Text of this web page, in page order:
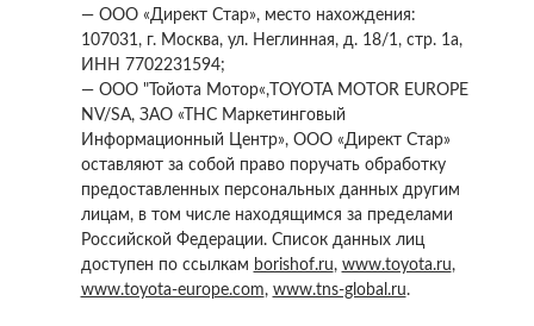
— ООО «Директ Стар», место нахождения:
107031, г. Москва, ул. Неглинная, д. 18/1, стр. 1а,
ИНН 7702231594;
— ООО "Тойота Мотор«,TOYOTA MOTOR EUROPE
NV/SA, ЗАО «ТНС Маркетинговый
Информационный Центр», ООО «Директ Стар»
оставляют за собой право поручать обработку
предоставленных персональных данных другим
лицам, в том числе находящимся за пределами
Российской Федерации. Список данных лиц
доступен по ссылкам borishof.ru, www.toyota.ru,
www.toyota-europe.com, www.tns-global.ru.